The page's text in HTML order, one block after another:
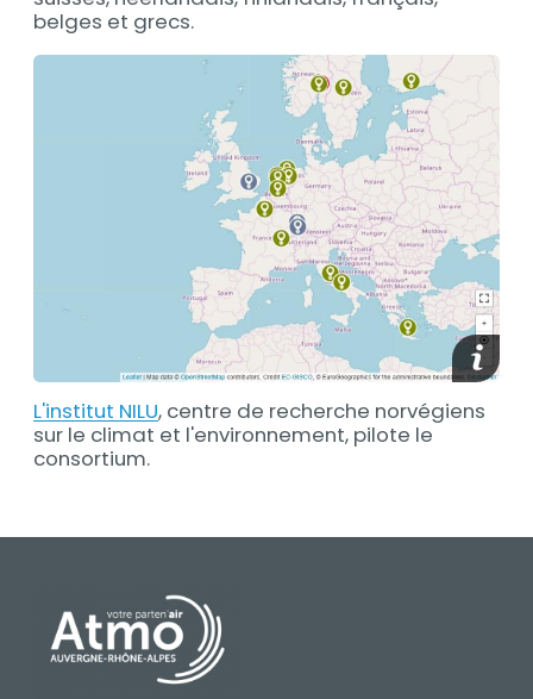
belges et grecs.
L'institut NILU, centre de recherche norvégiens
sur le climat et l'environnement, pilote le
consortium.
PIED DE PAGE